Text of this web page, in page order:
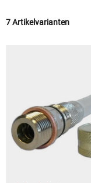
7 Artikelvarianten